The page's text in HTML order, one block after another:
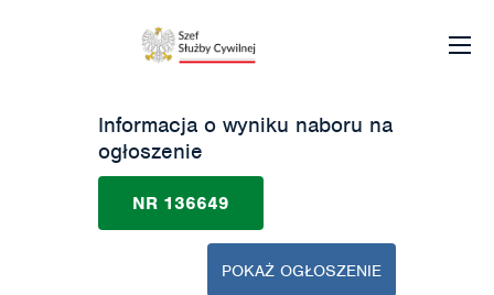
Informacja o wyniku naboru na
ogłoszenie
NR 136649
POKAŻ OGŁOSZENIE